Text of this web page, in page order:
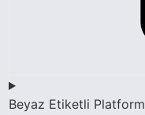
Beyaz Etiketli Platform